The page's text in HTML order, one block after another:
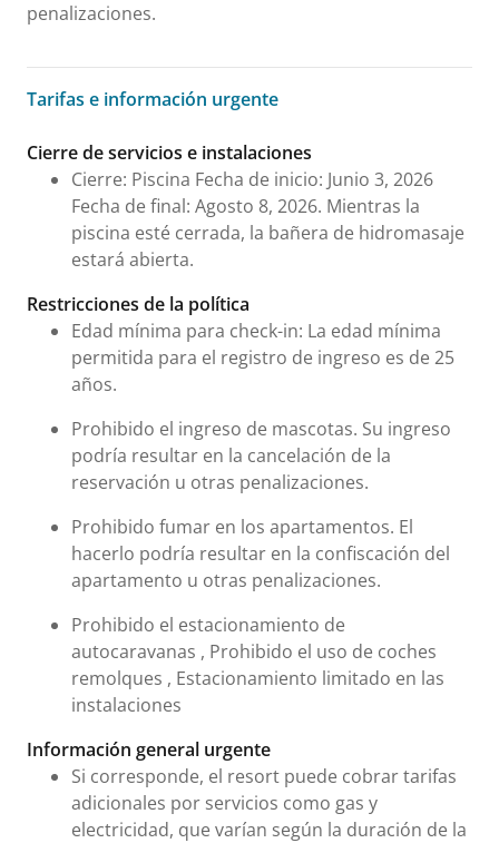
penalizaciones.
Tarifas e información urgente
Tarifas e información urgente
Cierre de servicios e instalaciones
Cierre: Piscina Fecha de inicio: Junio 3, 2026
Fecha de final: Agosto 8, 2026. Mientras la
piscina esté cerrada, la bañera de hidromasaje
estará abierta.
Restricciones de la política
Edad mínima para check-in: La edad mínima
permitida para el registro de ingreso es de 25
años.
Prohibido el ingreso de mascotas. Su ingreso
podría resultar en la cancelación de la
reservación u otras penalizaciones.
Prohibido fumar en los apartamentos. El
hacerlo podría resultar en la confiscación del
apartamento u otras penalizaciones.
Prohibido el estacionamiento de
autocaravanas , Prohibido el uso de coches
remolques , Estacionamiento limitado en las
instalaciones
Información general urgente
Si corresponde, el resort puede cobrar tarifas
adicionales por servicios como gas y
electricidad, que varían según la duración de la